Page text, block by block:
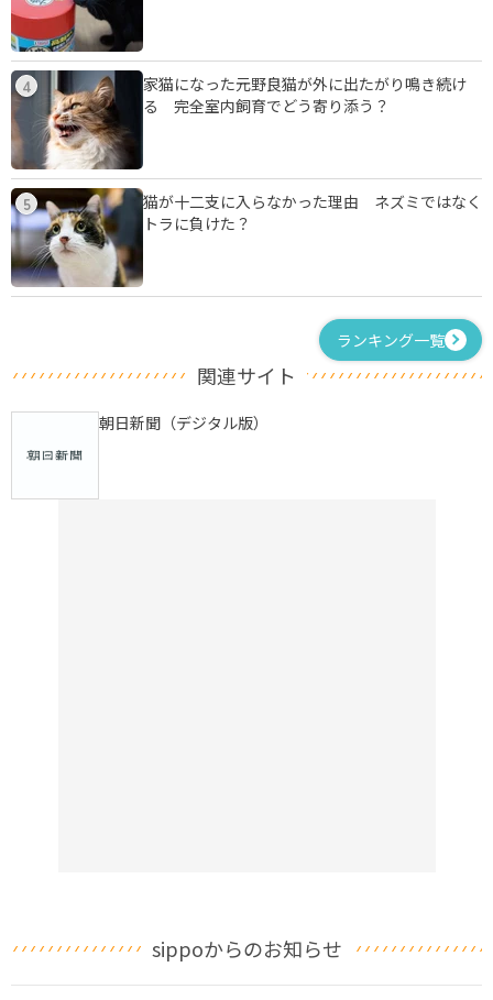
4
家猫になった元野良猫が外に出たがり鳴き続け
る 完全室内飼育でどう寄り添う？
5
猫が十二支に入らなかった理由 ネズミではなく
トラに負けた？
ランキング一覧
関連サイト
朝日新聞（デジタル版）
sippoからのお知らせ